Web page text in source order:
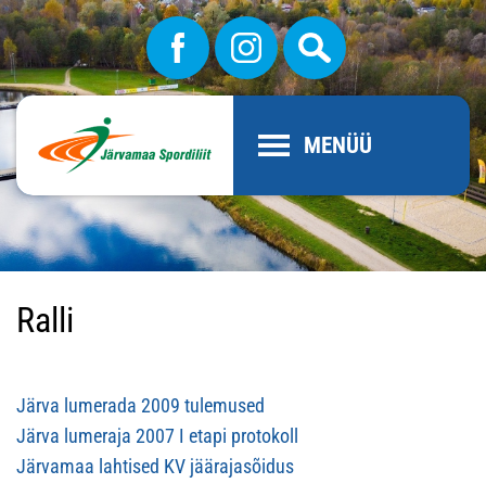
MENÜÜ
Ralli
Järva lumerada 2009 tulemused
Järva lumeraja 2007 I etapi protokoll
Järvamaa lahtised KV jäärajasõidus